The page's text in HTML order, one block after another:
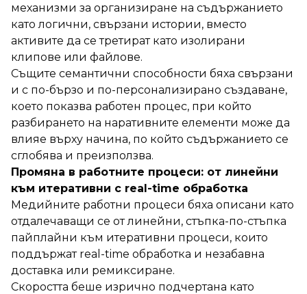
механизми за организиране на съдържанието
като логични, свързани истории, вместо
активите да се третират като изолирани
клипове или файлове.
Същите семантични способности бяха свързани
и с по-бързо и по-персонализирано създаване,
което показва работен процес, при който
разбирането на наративните елементи може да
влияе върху начина, по който съдържанието се
сглобява и преизползва.
Промяна в работните процеси: от линейни
към итеративни с real-time обработка
Медийните работни процеси бяха описани като
отдалечаващи се от линейни, стъпка-по-стъпка
пайплайни към итеративни процеси, които
поддържат real-time обработка и незабавна
доставка или ремиксиране.
Скоростта беше изрично подчертана като